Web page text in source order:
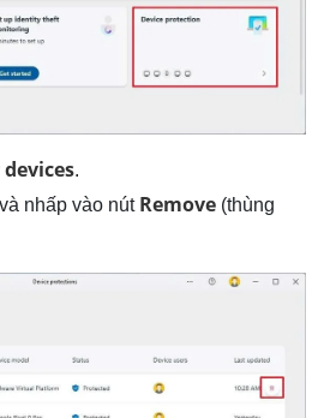
.
nhấp vào nút Remove (thùng